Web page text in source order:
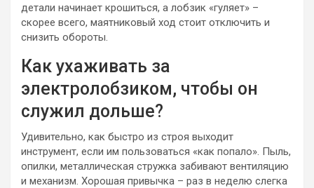
детали начинает крошиться, а лобзик «гуляет» –
скорее всего, маятниковый ход стоит отключить и
снизить обороты.
Как ухаживать за
электролобзиком, чтобы он
служил дольше?
Удивительно, как быстро из строя выходит
инструмент, если им пользоваться «как попало». Пыль,
опилки, металлическая стружка забивают вентиляцию
и механизм. Хорошая привычка – раз в неделю слегка